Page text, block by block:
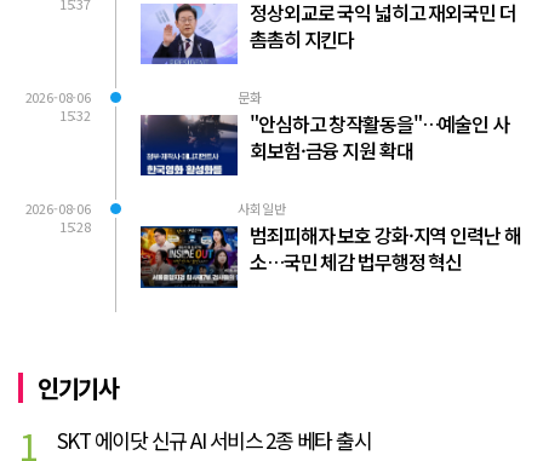
정상외교로 국익 넓히고 재외국민 더
촘촘히 지킨다
2026-08-06
15:32
문화
"안심하고 창작활동을"…예술인 사
회보험·금융 지원 확대
2026-08-06
15:28
사회일반
범죄피해자 보호 강화·지역 인력난 해
소…국민 체감 법무행정 혁신
인기기사
1 SKT 에이닷 신규 AI 서비스 2종 베타 출시